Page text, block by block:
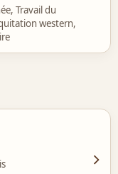
Travail du
western,